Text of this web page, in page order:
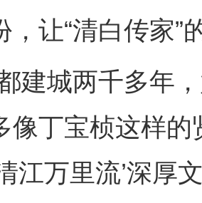
，让“清白传家”
城两千多年，
像丁宝桢这样
江万里流’深厚